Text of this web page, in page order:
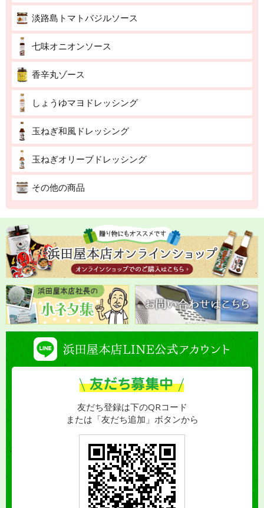
淡路島トマトバジルソース
七味オニオンソース
香辛丸ゾース
しょうゆマヨドレッシング
玉ねぎ和風ドレッシング
玉ねぎオリーブドレッシング
その他の商品
友だち登録は下のQRコード
または「友だち追加」ボタンから